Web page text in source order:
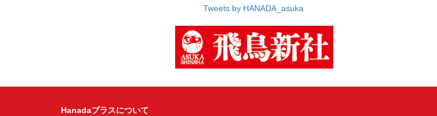
Tweets by HANADA_asuka
Hanadaプラスについて